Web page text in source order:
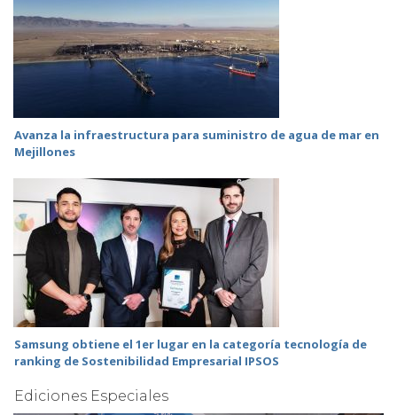
Avanza la infraestructura para suministro de agua de mar en
Mejillones
Samsung obtiene el 1er lugar en la categoría tecnología de
ranking de Sostenibilidad Empresarial IPSOS
Ediciones Especiales